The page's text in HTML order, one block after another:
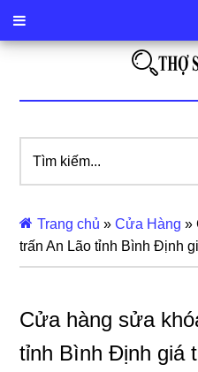
kiếm...
Trang chủ »Cửa Hàng »
trấn An Lão tỉnh Bình Định
Cửa hàng sửa
tỉnh Bình Định giá